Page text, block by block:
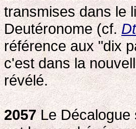
transmises dans le
Deutéronome (cf.
référence aux "dix
c'est dans la
révélé.
2057Le Décalogue